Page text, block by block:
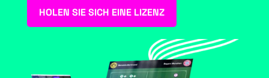
HOLEN SIE SICH EINE LIZENZ